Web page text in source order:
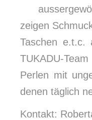
zeigen
Taschen e.t.c.
TUKADU-
Perlen mit
denen täglich
Kontakt: